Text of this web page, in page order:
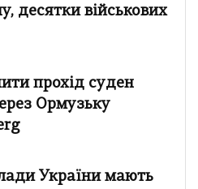
десятки військових
прохід суден
Ормузьку
України мають